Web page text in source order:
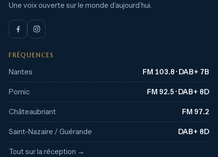
Une voix ouverte sur le monde d’aujourd’hui.
FRÉQUENCES
Nantes FM 103.8 · DAB+ 7B
Pornic FM 92.5 · DAB+ 8D
Châteaubriant FM 97.2
Saint-Nazaire / Guérande DAB+ 8D
Tout sur la réception →